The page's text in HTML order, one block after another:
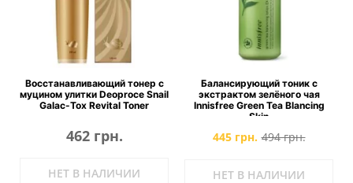
Восстанавливающий тонер с
муцином улитки Deoproce Snail
Galac-Tox Revital Toner
462 грн.
НЕТ В НАЛИЧИИ
Балансирующий тоник с
экстрактом зелёного чая
Innisfree Green Tea Blancing
Skin
445 грн. 494 грн.
НЕТ В НАЛИЧИИ